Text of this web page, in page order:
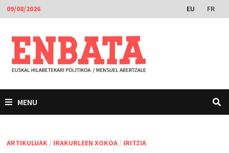
Skip
to
content
09/08/2026 EU FR
MENU
ARTIKULUAK / IRAKURLEEN XOKOA/ IRITZIA